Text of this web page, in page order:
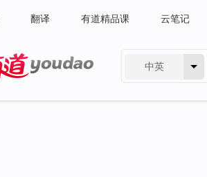
翻译 有道精品课 云笔记
中英